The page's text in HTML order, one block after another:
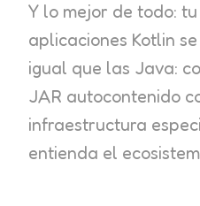
Y lo mejor de todo:
aplicaciones Kotlin
igual que las Java:
JAR autocontenido
infraestructura
entienda el